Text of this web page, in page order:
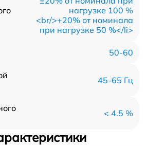
нагрузке 100 %
<br/>+20% от номинала
при нагрузке 50 %</li>
50-60
45-65 Гц
< 4.5 %